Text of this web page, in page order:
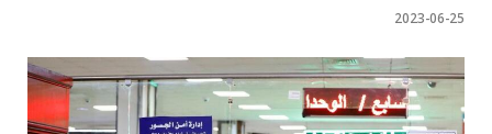
2023-06-25